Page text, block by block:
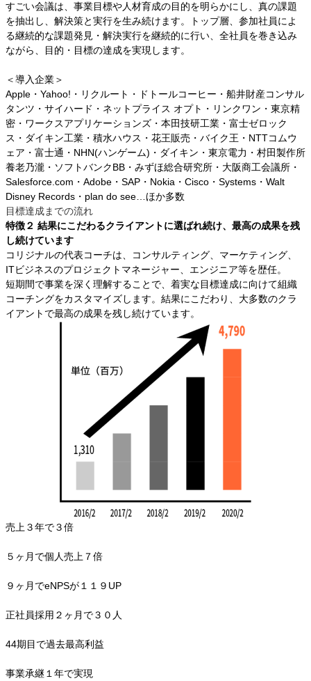
すごい会議は、事業目標や人材育成の目的を明らかにし、真の課題
を抽出し、解決策と実行を生み続けます。トップ層、参加社員によ
る継続的な課題発見・解決実行を継続的に行い、全社員を巻き込み
ながら、目的・目標の達成を実現します。
＜導入企業＞
Apple・Yahoo!・リクルート・ドトールコーヒー・船井財産コンサル
タンツ・サイハード・ネットプライス オプト・リンクワン・東京精
密・ワークスアプリケーションズ・本田技研工業・富士ゼロック
ス・ダイキン工業・積水ハウス・花王販売・バイク王・NTTコムウ
ェア・富士通・NHN(ハンゲーム)・ダイキン・東京電力・村田製作所
養老乃瀧・ソフトバンクBB・みずほ総合研究所・大阪商工会議所・
Salesforce.com・Adobe・SAP・Nokia・Cisco・Systems・Walt
Disney Records・plan do see…ほか多数
目標達成までの流れ
特徴２ 結果にこだわるクライアントに選ばれ続け、最高の成果を残
し続けています
コリジナルの代表コーチは、コンサルティング、マーケティング、
ITビジネスのプロジェクトマネージャー、エンジニア等を歴任。
短期間で事業を深く理解することで、着実な目標達成に向けて組織
コーチングをカスタマイズします。結果にこだわり、大多数のクラ
イアントで最高の成果を残し続けています。
売上３年で３倍
５ヶ月で個人売上 ７倍
９ヶ月でeNPSが１１９ UP
正社員採用２ヶ月で３０ 人
44期目で過去最高利益
事業承継１年で実現